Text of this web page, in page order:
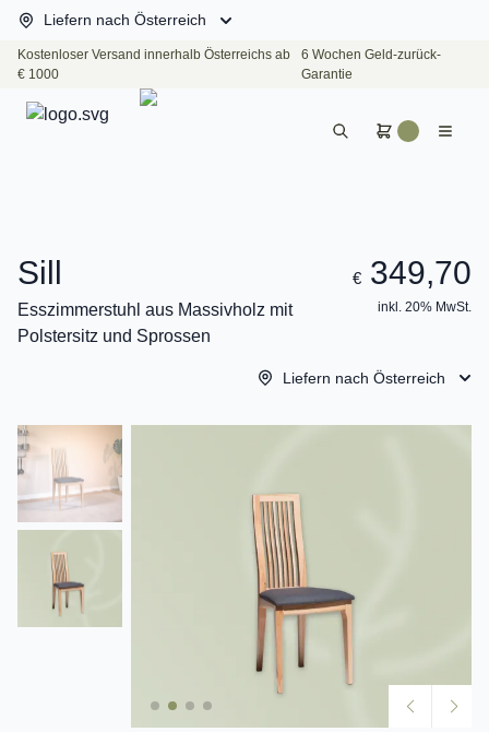
Liefern nach Österreich
Kostenloser Versand innerhalb Österreichs ab
€ 1000
6 Wochen Geld-zurück-
Garantie
Sill
Esszimmerstuhl aus Massivholz mit
Polstersitz und Sprossen
€ 349,70
inkl. 20% MwSt.
Liefern nach Österreich